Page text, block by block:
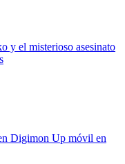
y el misterioso asesinato
Digimon Up móvil en